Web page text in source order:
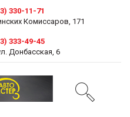
330-11-71
Комиссаров, 171
333-49-45
Донбасская, 6